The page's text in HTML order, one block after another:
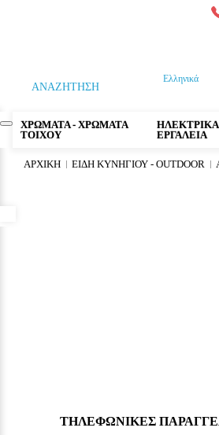
ΑΝΑΖΗΤΗΣΗ
Ελληνικά
ΧΡΩΜΑΤΑ - ΧΡΩΜΑΤΑ
ΤΟΙΧΟΥ
ΗΛΕΚΤΡΙΚΑ
ΕΡΓΑΛΕΙΑ
ΑΡΧΙΚΉ ΕΙΔΗ ΚΥΝΗΓΙΟΥ - OUTDOOR
TΗΛΕΦΩΝΙΚΈΣ